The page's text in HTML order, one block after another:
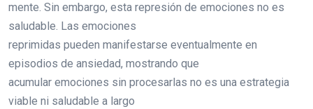
mente. Sin embargo, esta represión de emociones no es
saludable. Las emociones
reprimidas pueden manifestarse eventualmente en
episodios de ansiedad, mostrando que
acumular emociones sin procesarlas no es una estrategia
viable ni saludable a largo